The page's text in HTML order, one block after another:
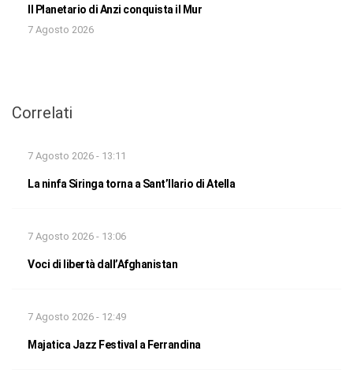
Il Planetario di Anzi conquista il Mur
7 Agosto 2026
Correlati
7 Agosto 2026 - 13:11
La ninfa Siringa torna a Sant’Ilario di Atella
7 Agosto 2026 - 13:06
Voci di libertà dall’Afghanistan
7 Agosto 2026 - 12:49
Majatica Jazz Festival a Ferrandina